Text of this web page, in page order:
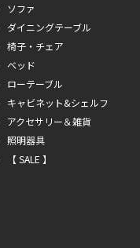
ソファ
ダイニングテーブル
椅子・チェア
ベッド
ローテーブル
キャビネット&シェルフ
アクセサリー＆雑貨
照明器具
【 SALE 】